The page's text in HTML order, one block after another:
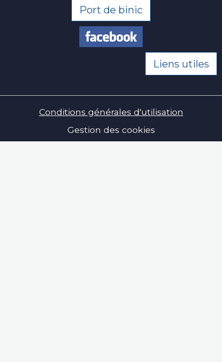
Port de binic
Liens utiles
Conditions générales d'utilisation
Gestion des cookies